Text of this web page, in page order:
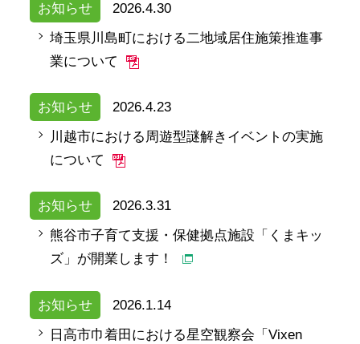
お知らせ
2026.4.30
埼玉県川島町における二地域居住施策推進事
業について
お知らせ
2026.4.23
川越市における周遊型謎解きイベントの実施
について
お知らせ
2026.3.31
熊谷市子育て支援・保健拠点施設「くまキッ
ズ」が開業します！
お知らせ
2026.1.14
日高市巾着田における星空観察会「Vixen